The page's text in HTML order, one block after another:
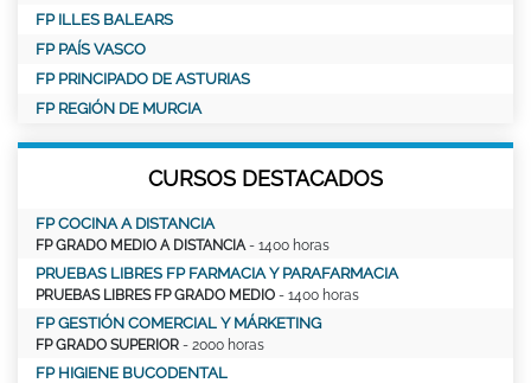
FP ILLES BALEARS
FP PAÍS VASCO
FP PRINCIPADO DE ASTURIAS
FP REGIÓN DE MURCIA
CURSOS DESTACADOS
FP COCINA A DISTANCIA
FP GRADO MEDIO A DISTANCIA - 1400 horas
PRUEBAS LIBRES FP FARMACIA Y PARAFARMACIA
PRUEBAS LIBRES FP GRADO MEDIO - 1400 horas
FP GESTIÓN COMERCIAL Y MÁRKETING
FP GRADO SUPERIOR - 2000 horas
FP HIGIENE BUCODENTAL